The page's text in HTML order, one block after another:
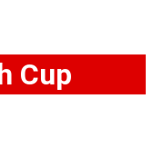
Cup